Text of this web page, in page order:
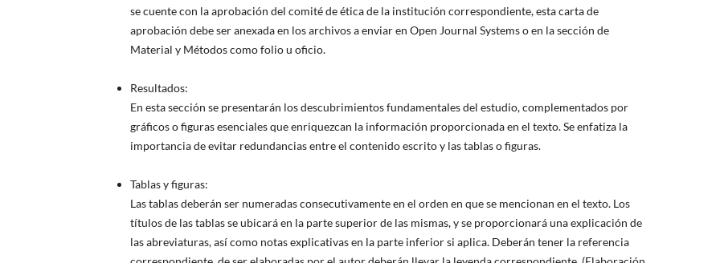
se cuente con la aprobación del comité de ética de la institución correspondiente, esta carta de
aprobación debe ser anexada en los archivos a enviar en Open Journal Systems o en la sección de
Material y Métodos como folio u oficio.
Resultados:
En esta sección se presentarán los descubrimientos fundamentales del estudio, complementados por
gráficos o figuras esenciales que enriquezcan la información proporcionada en el texto. Se enfatiza la
importancia de evitar redundancias entre el contenido escrito y las tablas o figuras.
Tablas y figuras:
Las tablas deberán ser numeradas consecutivamente en el orden en que se mencionan en el texto. Los
títulos de las tablas se ubicará en la parte superior de las mismas, y se proporcionará una explicación de
las abreviaturas, así como notas explicativas en la parte inferior si aplica. Deberán tener la referencia